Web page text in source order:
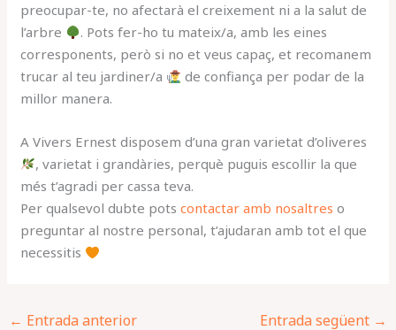
preocupar-te, no afectarà el creixement ni a la salut de
l’arbre
. Pots fer-ho tu mateix/a, amb les eines
corresponents, però si no et veus capaç, et recomanem
trucar al teu jardiner/a
de confiança per podar de la
millor manera.
A Vivers Ernest disposem d’una gran varietat d’oliveres
, varietat i grandàries, perquè puguis escollir la que
més t’agradi per cassa teva.
Per qualsevol dubte potscontactar amb nosaltres o
preguntar al nostre personal, t’ajudaran amb tot el que
necessitis
← Entrada anterior Entrada següent →